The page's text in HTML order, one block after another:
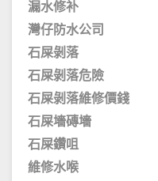
漏水修补
灣仔防水公司
石屎剝落
石屎剝落危險
石屎剝落維修價錢
石屎墻磚墻
石屎鑽咀
維修水喉